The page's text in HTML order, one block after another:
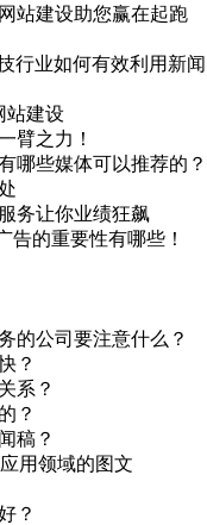
站建设助您赢在起跑
行业如何有效利用新闻
站建设
臂之力！
哪些媒体可以推荐的？
务让你业绩狂飙
告的重要性有哪些！
的公司要注意什么？
？
系？
？
稿？
用领域的图文
？